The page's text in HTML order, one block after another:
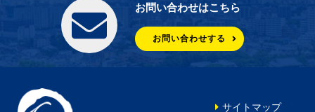
お問い合わせはこちら
お問い合わせする
サイトマップ